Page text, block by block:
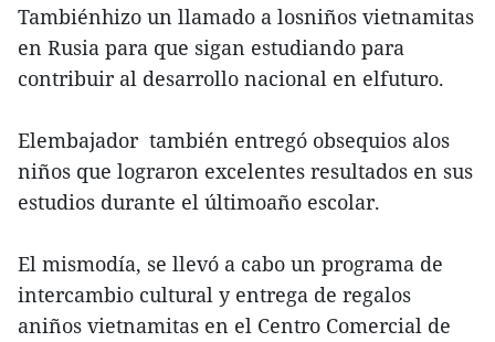
Tambiénhizo un llamado a losniños vietnamitas
en Rusia para que sigan estudiando para
contribuir al desarrollo nacional en elfuturo.
Elembajador también entregó obsequios alos
niños que lograron excelentes resultados en sus
estudios durante el últimoaño escolar.
El mismodía, se llevó a cabo un programa de
intercambio cultural y entrega de regalos
aniños vietnamitas en el Centro Comercial de